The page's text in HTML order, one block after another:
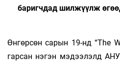
баригчдад шилжүүлж
Өнгөрсөн сарын 19-нд “The
гарсан нэгэн мэдээлэлд